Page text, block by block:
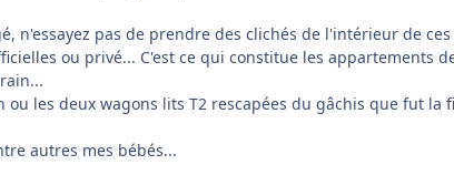
n'essayez pas de prendre des clichés de l'intérieur de ces
ou privé... C'est ce qui constitue les appartements
ou les deux wagons lits T2 rescapées du gâchis que fut la
autres mes bébés...